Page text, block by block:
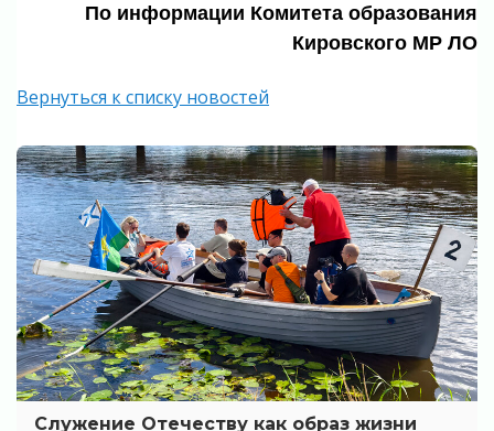
По информации Комитета образования
Кировского МР ЛО
Вернуться к списку новостей
Служение Отечеству как образ жизни